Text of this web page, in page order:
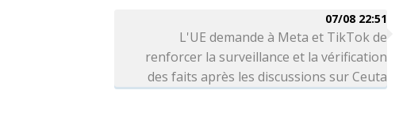
07/08 22:51
L'UE demande à Meta et TikTok de
renforcer la surveillance et la vérification
des faits après les discussions sur Ceuta